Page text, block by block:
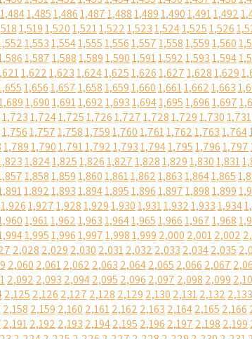
1,4841,4851,4861,4871,4881,4891,4901,4911,492
1,5191,5201,5211,5221,5231,5241,5251,526
1,5531,5541,5551,5561,5571,5581,5591,560
1,5871,5881,5891,5901,5911,5921,5931,594
1,6221,6231,6241,6251,6261,6271,6281,629
1,6561,6571,6581,6591,6601,6611,6621,663
1,6901,6911,6921,6931,6941,6951,6961,697
1,7231,7241,7251,7261,7271,7281,7291,7301,731
1,7561,7571,7581,7591,7601,7611,7621,7631,764
1,7891,7901,7911,7921,7931,7941,7951,7961,797
1,8241,8251,8261,8271,8281,8291,8301,831
1,8581,8591,8601,8611,8621,8631,8641,865
1,8921,8931,8941,8951,8961,8971,8981,899
1,9261,9271,9281,9291,9301,9311,9321,9331,934
1,9611,9621,9631,9641,9651,9661,9671,968
1,9951,9961,9971,9981,999 2,000 2,0012,002
2,028 2,029 2,030 2,0312,032 2,033 2,0342,035
2,060 2,0612,062 2,063 2,0642,065 2,066 2,067
2,092 2,093 2,0942,095 2,096 2,097 2,098 2,099
2,125 2,126 2,127 2,128 2,129 2,130 2,1312,132 2,133
2,158 2,159 2,160 2,1612,162 2,163 2,1642,165 2,166
2,1912,192 2,193 2,1942,195 2,196 2,197 2,198 2,199